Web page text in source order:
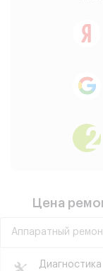
Цена
Аппаратный
Диагностика